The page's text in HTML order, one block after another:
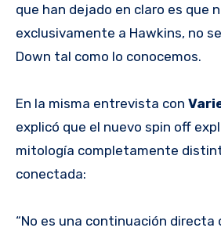
que han dejado en claro es que
exclusivamente a Hawkins, no
Down tal como lo conocemos.
En la misma entrevista con
explicó que el nuevo spin off
mitología completamente
conectada:
“No es una continuación directa